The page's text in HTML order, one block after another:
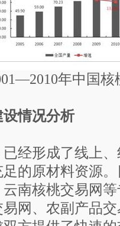
年中国核
情况分析
形成了线上、
的原材料资源
南核桃交易网
网、农副产品